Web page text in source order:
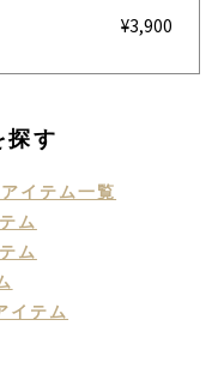
¥3,900
探す
イテム一覧
ム
ム
イテム